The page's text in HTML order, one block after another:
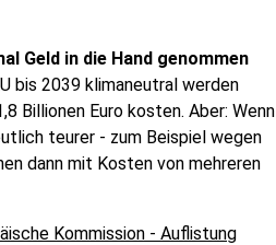
Geld in die Hand genommen
bis 2039 klimaneutral werden
Billionen Euro kosten. Aber: Wenn
teurer - zum Beispiel wegen
dann mit Kosten von mehreren
Kommission - Auflistung